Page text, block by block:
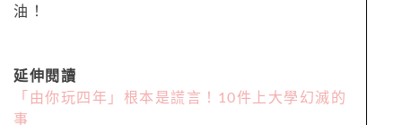
油！
延伸閱讀
「由你玩四年」根本是謊言！10件上大學幻滅的
事